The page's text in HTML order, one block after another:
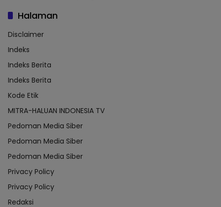
Halaman
Disclaimer
Indeks
Indeks Berita
Indeks Berita
Kode Etik
MITRA-HALUAN INDONESIA TV
Pedoman Media Siber
Pedoman Media Siber
Pedoman Media Siber
Privacy Policy
Privacy Policy
Redaksi